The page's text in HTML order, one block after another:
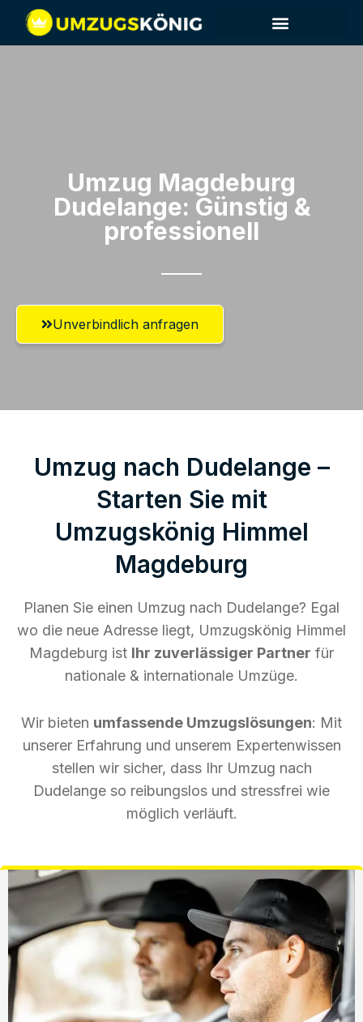
Umzug Magdeburg​
Dudelange: Günstig &
professionell​
Unverbindlich anfragen
Umzug nach Dudelange –
Starten Sie mit
Umzugskönig Himmel
Magdeburg
Planen Sie einen Umzug nach Dudelange? Egal
wo die neue Adresse liegt, Umzugskönig Himmel
Magdeburg ist Ihr zuverlässiger Partner für
nationale & internationale Umzüge.
Wir bieten umfassende Umzugslösungen: Mit
unserer Erfahrung und unserem Expertenwissen
stellen wir sicher, dass Ihr Umzug nach
Dudelange so reibungslos und stressfrei wie
möglich verläuft.